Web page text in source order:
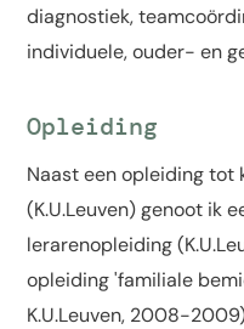
diagnostiek,
individuele, ouder- en
Opleiding
Naast een opleiding tot
(K.U.Leuven) genoot ik
lerarenopleiding
opleiding 'familiale
K.U.Leuven, 2008-